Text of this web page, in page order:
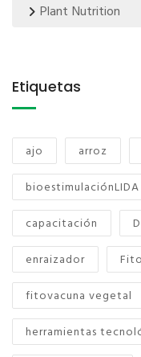
Plant Nutrition
Etiquetas
ajo arroz
bioestimulaciónLIDA
capacitación
enraizador
fitovacuna vegetal
herramientas